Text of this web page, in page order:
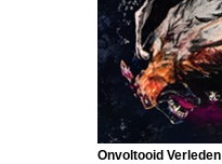
Onvoltooid Verleden